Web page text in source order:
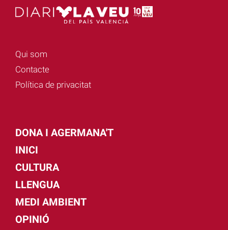
Qui som
Contacte
Política de privacitat
DONA I AGERMANA'T
INICI
CULTURA
LLENGUA
MEDI AMBIENT
OPINIÓ